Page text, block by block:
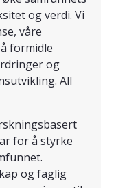
og verdi. Vi
våre
formidle
og
All
for å styrke
og faglig